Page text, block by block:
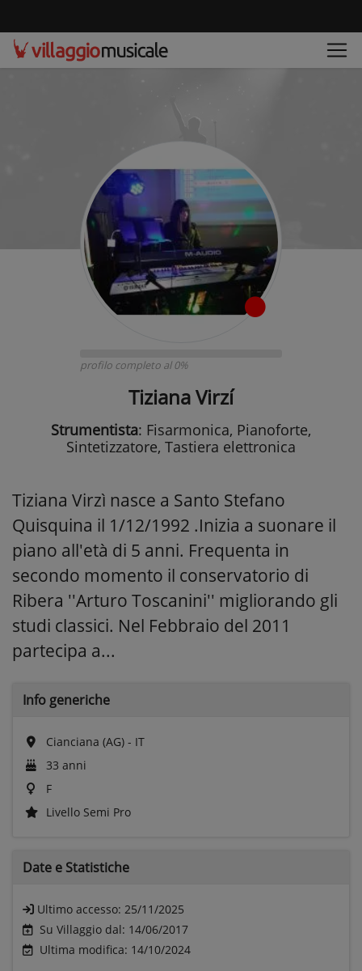
profilo completo al 0%
Tiziana Virzí
Strumentista: Fisarmonica, Pianoforte,
Sintetizzatore, Tastiera elettronica
Tiziana Virzì nasce a Santo Stefano
Quisquina il 1/12/1992 .Inizia a suonare il
piano all'età di 5 anni. Frequenta in
secondo momento il conservatorio di
Ribera ''Arturo Toscanini'' migliorando gli
studi classici. Nel Febbraio del 2011
partecipa a...
Info generiche
Cianciana (AG) - IT
33 anni
F
Livello Semi Pro
Date e Statistiche
Ultimo accesso: 25/11/2025
Su Villaggio dal: 14/06/2017
Ultima modifica: 14/10/2024